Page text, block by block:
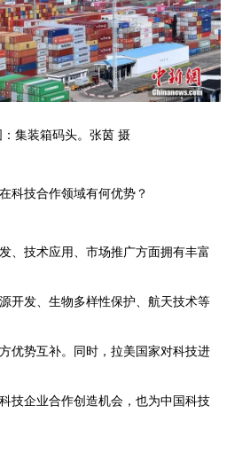
：集装箱码头。张茵 摄
科技合作领域有何优势？
、技术应用、市场推广方面拥有丰富
开发、生物多样性保护、航天技术等
优势互补。同时，拉美国家对科技进
技企业合作创造机会，也为中国科技